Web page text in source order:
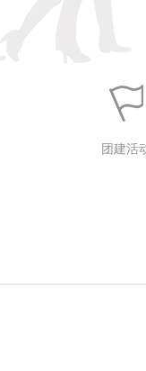
团建活